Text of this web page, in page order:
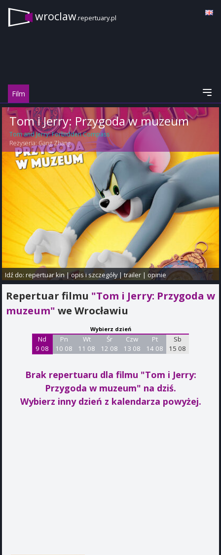
wroclaw.repertuary.pl
Film
Tom i Jerry: Przygoda w muzeum
Tom and Jerry: Forbidden Compass
Reżyseria: Gang Zhang
Idź do:repertuar kin |opis i szczegóły|trailer |opinie
Repertuar filmu "Tom i Jerry: Przygoda w
muzeum" we Wrocławiu
Wybierz dzień
Nd
9 08
Pn
10 08
Wt
11 08
Śr
12 08
Czw
13 08
Pt
14 08
Sb
15 08
Brak repertuaru dla filmu "Tom i Jerry:
Przygoda w muzeum" na dziś.
Wybierz inny dzień z kalendarza powyżej.